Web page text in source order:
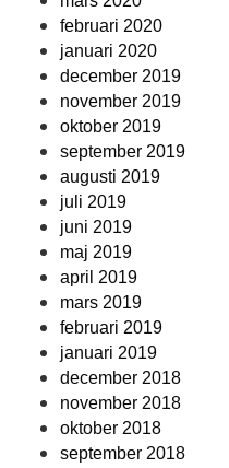
februari 2020
januari 2020
december 2019
november 2019
oktober 2019
september 2019
augusti 2019
juli 2019
juni 2019
maj 2019
april 2019
mars 2019
februari 2019
januari 2019
december 2018
november 2018
oktober 2018
september 2018